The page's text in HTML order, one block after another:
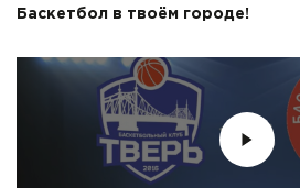
Баскетбол в твоём городе!